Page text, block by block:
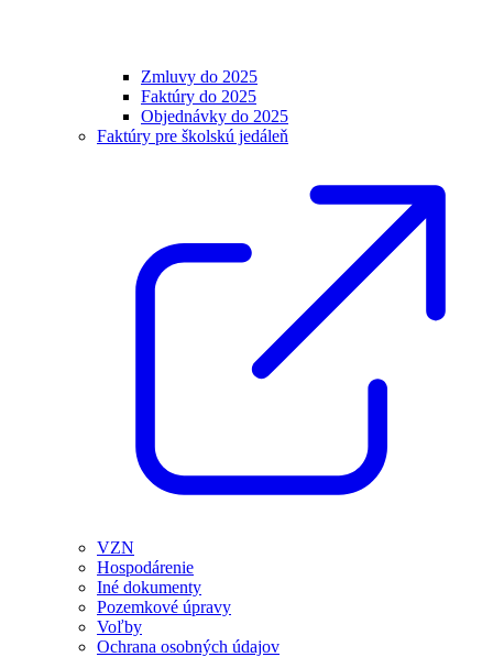
Zmluvy do 2025
Faktúry do 2025
Objednávky do 2025
Faktúry pre školskú jedáleň
VZN
Hospodárenie
Iné dokumenty
Pozemkové úpravy
Voľby
Ochrana osobných údajov